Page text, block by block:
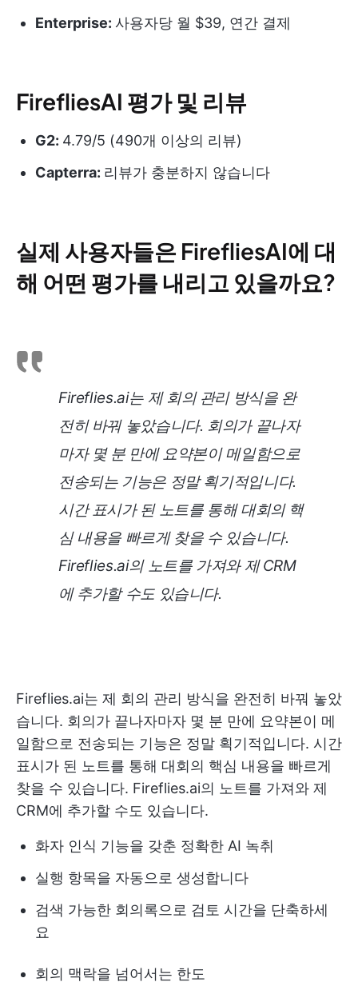
Enterprise: 사용자당 월 $39, 연간 결제
FirefliesAI 평가 및 리뷰
G2: 4.79/5 (490개 이상의 리뷰)
Capterra: 리뷰가 충분하지 않습니다
실제 사용자들은 FirefliesAI에 대
해 어떤 평가를 내리고 있을까요?
Fireflies.ai는 제 회의 관리 방식을 완
전히 바꿔 놓았습니다. 회의가 끝나자
마자 몇 분 만에 요약본이 메일함으로
전송되는 기능은 정말 획기적입니다.
시간 표시가 된 노트를 통해 대회의 핵
심 내용을 빠르게 찾을 수 있습니다.
Fireflies.ai의 노트를 가져와 제 CRM
에 추가할 수도 있습니다.
Fireflies.ai는 제 회의 관리 방식을 완전히 바꿔 놓았
습니다. 회의가 끝나자마자 몇 분 만에 요약본이 메
일함으로 전송되는 기능은 정말 획기적입니다. 시간
표시가 된 노트를 통해 대회의 핵심 내용을 빠르게
찾을 수 있습니다. Fireflies.ai의 노트를 가져와 제
CRM에 추가할 수도 있습니다.
화자 인식 기능을 갖춘 정확한 AI 녹취
실행 항목을 자동으로 생성합니다
검색 가능한 회의록으로 검토 시간을 단축하세
요
회의 맥락을 넘어서는 한도